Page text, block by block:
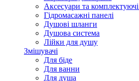
Аксесуари та
Гідромасажні панелі
Душові шланги
Душова система
Лійки для душу
Змішувачі
Для біде
Для ванни
Для душа